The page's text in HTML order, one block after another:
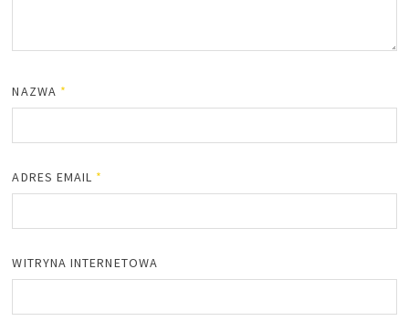
NAZWA *
ADRES EMAIL *
WITRYNA INTERNETOWA